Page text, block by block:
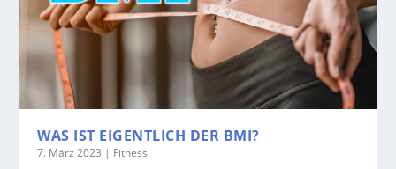
WAS IST EIGENTLICH DER BMI?
7. März 2023 | Fitness